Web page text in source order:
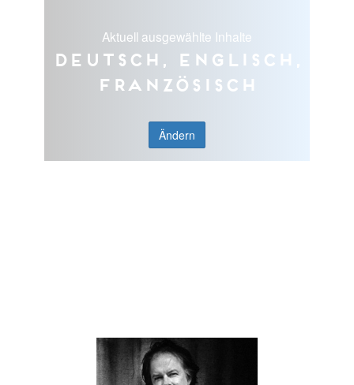
Aktuell ausgewählte Inhalte
Deutsch, Englisch,
Französisch
Ändern